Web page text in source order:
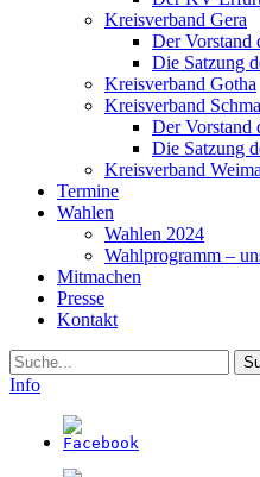
Kreisverband Gera
Der Vorstand
Die Satzung
Kreisverband Gotha
Kreisverband
Der Vorstand
Die Satzung
Kreisverband
Termine
Wahlen
Wahlen 2024
Wahlprogramm –
Mitmachen
Presse
Kontakt
Suche
Info